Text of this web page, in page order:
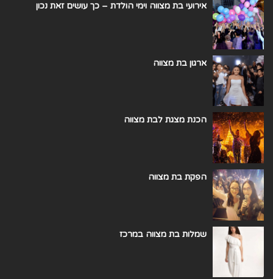
אירועי בת מצווה וימי הולדת – כך עושים זאת נכון
ארגון בת מצווה
הכנת מצגת לבת מצווה
הפקת בת מצווה
שמלות בת מצווה במרכז